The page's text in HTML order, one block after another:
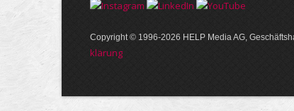
Copyright © 1996-2026 HELP Media AG,
klärung